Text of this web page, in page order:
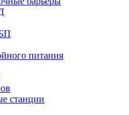
питания
станции